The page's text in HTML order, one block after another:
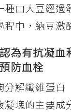
種由大豆經過
程中，納豆激
為有抗凝
防血栓
分解纖維蛋
塊的主要成